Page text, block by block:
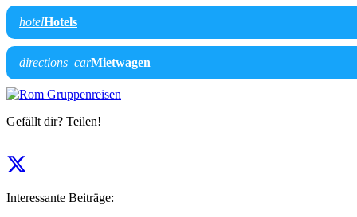
hotelHotels
directions_carMietwagen
Gefällt dir? Teilen!
Interessante Beiträge: